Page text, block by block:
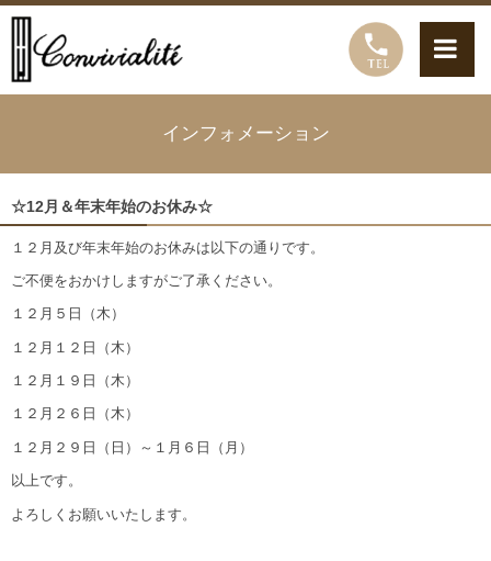
インフォメーション
☆12月＆年末年始のお休み☆
１２月及び年末年始のお休みは以下の通りです。
ご不便をおかけしますがご了承ください。
１２月５日（木）
１２月１２日（木）
１２月１９日（木）
１２月２６日（木）
１２月２９日（日）～１月６日（月）
以上です。
よろしくお願いいたします。